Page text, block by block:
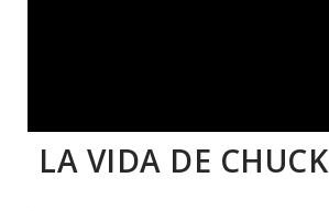
LA VIDA DE CHUCK